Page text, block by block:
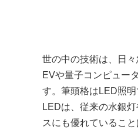
世の中の技術は、日々
EVや量子コンピュー
す。筆頭格はLED照
LEDは、従来の水銀
スにも優れているこ